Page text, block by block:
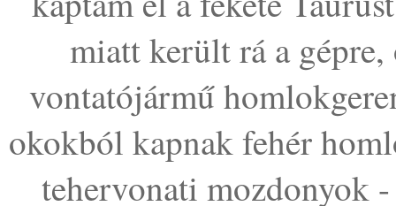
miatt került rá a
vontatójármű
okokból kapnak fehér
tehervonati mozdonyok